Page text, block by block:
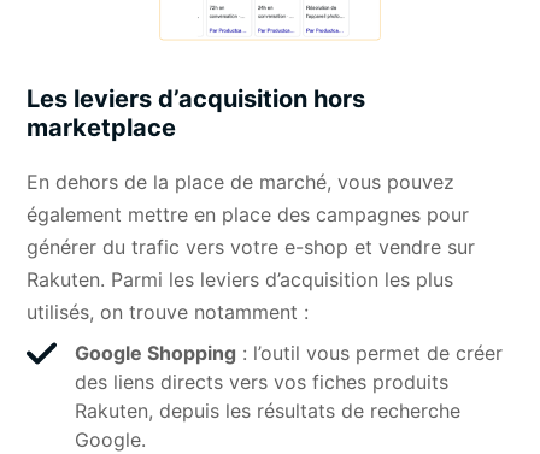
Les leviers d’acquisition hors
marketplace
En dehors de la place de marché, vous pouvez
également mettre en place des campagnes pour
générer du trafic vers votre e-shop et vendre sur
Rakuten. Parmi les leviers d’acquisition les plus
utilisés, on trouve notamment :
Google Shopping : l’outil vous permet de créer
des liens directs vers vos fiches produits
Rakuten, depuis les résultats de recherche
Google.